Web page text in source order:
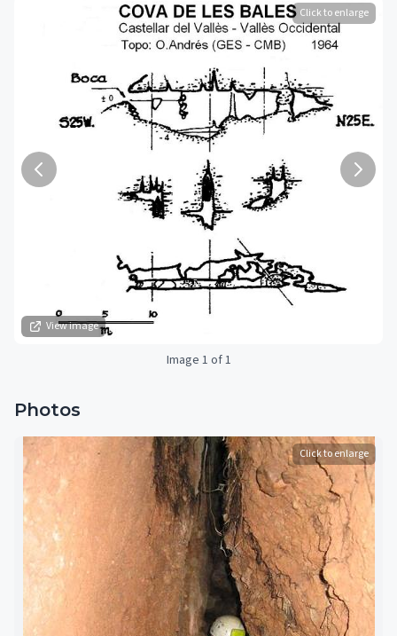
View image
Click to enlarge
Image 1 of 1
Photos
Click to enlarge